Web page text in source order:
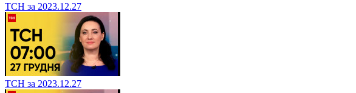
ТСН за 2023.12.27
ТСН за 2023.12.27